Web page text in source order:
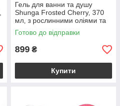
Гель для ванни та душу
Shunga Frosted Cherry, 370
мл, з рослинними оліями та
вітаміном Е
Готово до відправки
899 ₴
Купити